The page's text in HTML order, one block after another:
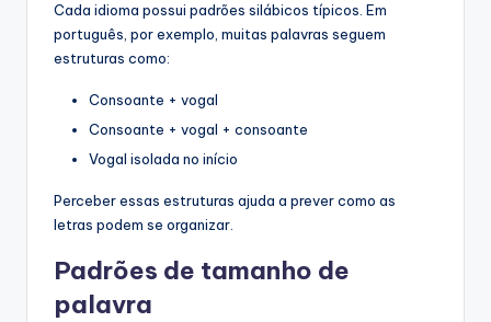
Cada idioma possui padrões silábicos típicos. Em
português, por exemplo, muitas palavras seguem
estruturas como:
Consoante + vogal
Consoante + vogal + consoante
Vogal isolada no início
Perceber essas estruturas ajuda a prever como as
letras podem se organizar.
Padrões de tamanho de
palavra